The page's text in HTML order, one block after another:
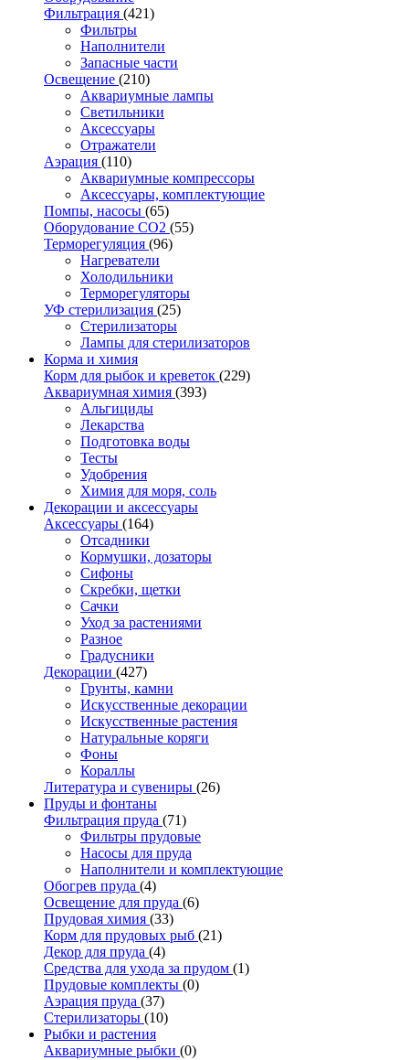
Фильтрация (421)
Фильтры
Наполнители
Запасные части
Освещение (210)
Аквариумные лампы
Светильники
Аксессуары
Отражатели
Аэрация (110)
Аквариумные компрессоры
Аксессуары, комплектующие
Помпы, насосы (65)
Оборудование CO2 (55)
Терморегуляция (96)
Нагреватели
Холодильники
Терморегуляторы
УФ стерилизация (25)
Стерилизаторы
Лампы для стерилизаторов
Корма и химия
Корм для рыбок и креветок (229)
Аквариумная химия (393)
Альгициды
Лекарства
Подготовка воды
Тесты
Удобрения
Химия для моря, соль
Декорации и аксессуары
Аксессуары (164)
Отсадники
Кормушки, дозаторы
Сифоны
Скребки, щетки
Сачки
Уход за растениями
Разное
Градусники
Декорации (427)
Грунты, камни
Искусственные декорации
Искусственные растения
Натуральные коряги
Фоны
Кораллы
Литература и сувениры (26)
Пруды и фонтаны
Фильтрация пруда (71)
Фильтры прудовые
Насосы для пруда
Наполнители и комплектующие
Обогрев пруда (4)
Освещение для пруда (6)
Прудовая химия (33)
Корм для прудовых рыб (21)
Декор для пруда (4)
Средства для ухода за прудом (1)
Прудовые комплекты (0)
Аэрация пруда (37)
Стерилизаторы (10)
Рыбки и растения
Аквариумные рыбки (0)